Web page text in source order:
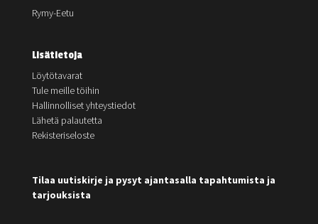
Rymy-Eetu
Lisätietoja
Löytötavarat
Tule meille töihin
Hallinnolliset yhteystiedot
Lähetä palautetta
Rekisteriseloste
Tilaa uutiskirje ja pysyt ajantasalla tapahtumista ja
tarjouksista